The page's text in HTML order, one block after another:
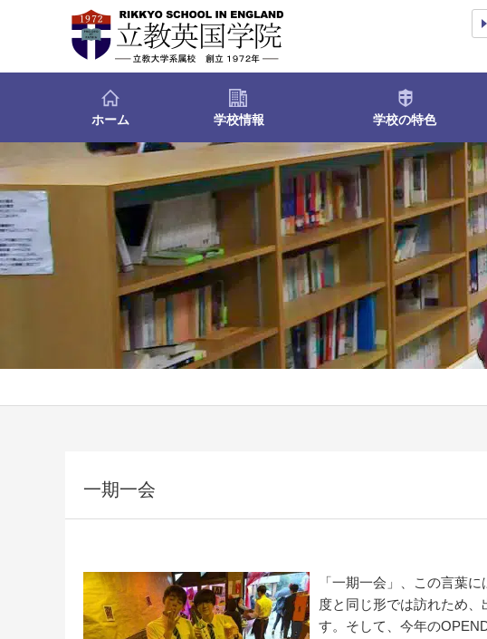
ホーム 学校情報 学校の特色
一期一会
「一期一会」、この言葉
度と同じ形では訪れため
す。そして、今年の